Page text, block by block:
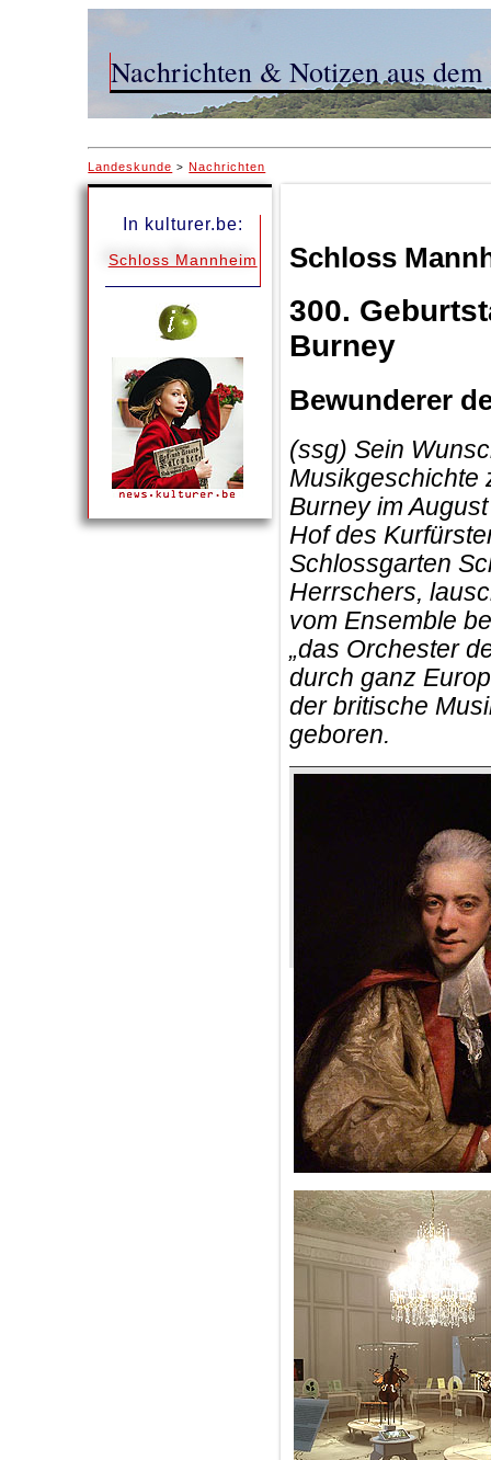
Nachrichten & Notizen aus
Landeskunde > Nachrichten
In kulturer.be:
Schloss Mannheim Schloss
300.
Burney
Bewunderer
(ssg) Sein
Musikgeschichte
Burney im
Hof des
Schlossgarten
Herrschers,
vom Ensemble
„das Orchester
durch ganz
der britische
geboren.